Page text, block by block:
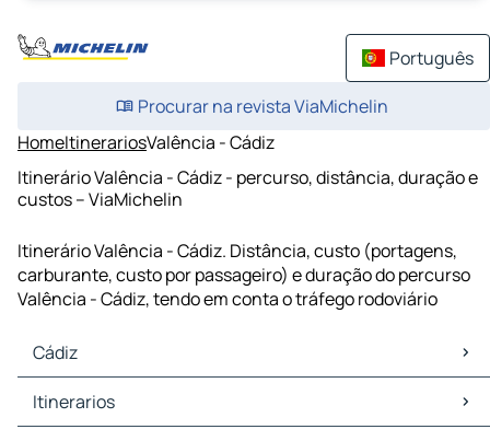
Português
Procurar na revista ViaMichelin
HomeItinerariosValência - Cádiz
Itinerário Valência - Cádiz - percurso, distância, duração e
custos – ViaMichelin
Itinerário Valência - Cádiz. Distância, custo (portagens,
carburante, custo por passageiro) e duração do percurso
Valência - Cádiz, tendo em conta o tráfego rodoviário
Cádiz
Cádiz Mapas Plantas
Cádiz Trafego
Itinerarios